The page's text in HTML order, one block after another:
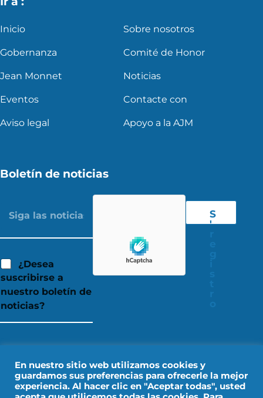
Inicio Sobre nosotros
Gobernanza Comité de Honor
Jean Monnet Noticias
Eventos Contacte con
Aviso legal Apoyo a la AJM
Boletín de noticias
¿Desea
suscribirse a
nuestro boletín de
noticias?
S
'
En nuestro sitio web utilizamos cookies y
guardamos sus preferencias para ofrecerle la mejor
experiencia. Al hacer clic en "Aceptar todas", usted